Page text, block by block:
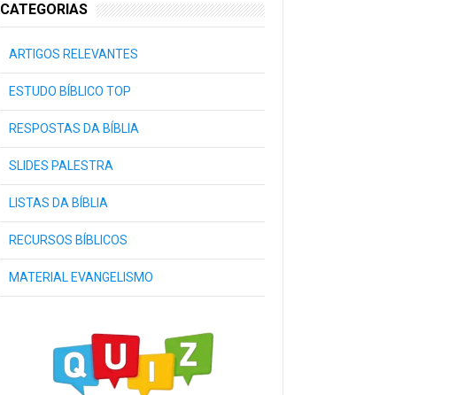
CATEGORIAS
ARTIGOS RELEVANTES
ESTUDO BÍBLICO TOP
RESPOSTAS DA BÍBLIA
SLIDES PALESTRA
LISTAS DA BÍBLIA
RECURSOS BÍBLICOS
MATERIAL EVANGELISMO